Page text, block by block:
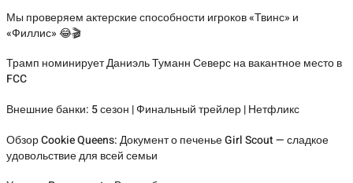
Мы проверяем актерские способности игроков «Твинс» и
«Филлис» 😂🎬
Трамп номинирует Даниэль Туманн Северс на вакантное место в
FCC
Внешние банки: 5 сезон | Финальный трейлер | Нетфликс
Обзор Cookie Queens: Документ о печенье Girl Scout — сладкое
удовольствие для всей семьи